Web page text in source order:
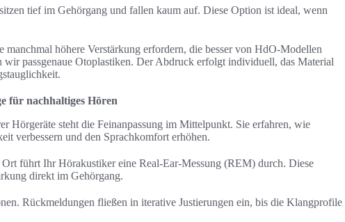
tief im Gehörgang und fallen kaum auf. Diese Option ist ideal, wenn
manchmal höhere Verstärkung erfordern, die besser von HdO-Modellen
passgenaue Otoplastiken. Der Abdruck erfolgt individuell, das Material
für nachhaltiges Hören
Hörgeräte steht die Feinanpassung im Mittelpunkt. Sie erfahren, wie
verbessern und den Sprachkomfort erhöhen.
führt Ihr Hörakustiker eine Real-Ear-Messung (REM) durch. Diese
direkt im Gehörgang.
Rückmeldungen fließen in iterative Justierungen ein, bis die Klangprofile